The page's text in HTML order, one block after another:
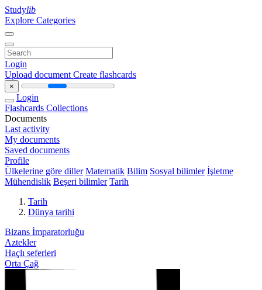
Studylib
Explore Categories
Login
Upload document Create flashcards
×
Login
Flashcards Collections
Documents
Last activity
My documents
Saved documents
Profile
Ülkelerine göre diller Matematik Bilim Sosyal bilimler İşletme
Mühendislik Beşeri bilimler Tarih
Tarih
Dünya tarihi
Bizans İmparatorluğu
Aztekler
Haçlı seferleri
Orta Çağ